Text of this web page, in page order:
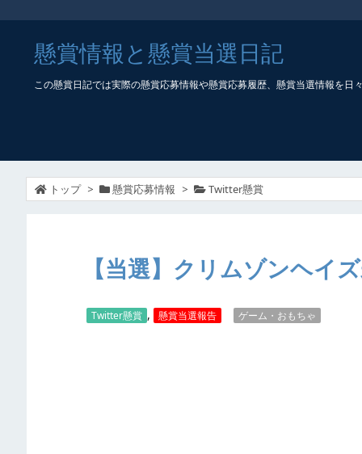
懸賞情報と懸賞当選日記
この懸賞日記では実際の懸賞応募情報や懸賞応募履歴、懸賞当選情報を
トップ > 懸賞応募情報 > Twitter懸賞
【当選】クリムゾンヘイ
Twitter懸賞 , 懸賞当選報告 ゲーム・おもちゃ